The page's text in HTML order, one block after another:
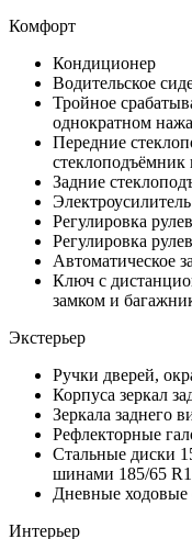
Комфорт
Кондиционер
Водительское
Тройное
однократном
Передние
Задние
Регулировка
Регулировка
Автоматическое
Ключ с
замком и
Экстерьер
Ручки дверей,
Корпуса зеркал
Зеркала заднего
Рефлекторные
Стальные диски
шинами 185/65
Дневные
Интерьер